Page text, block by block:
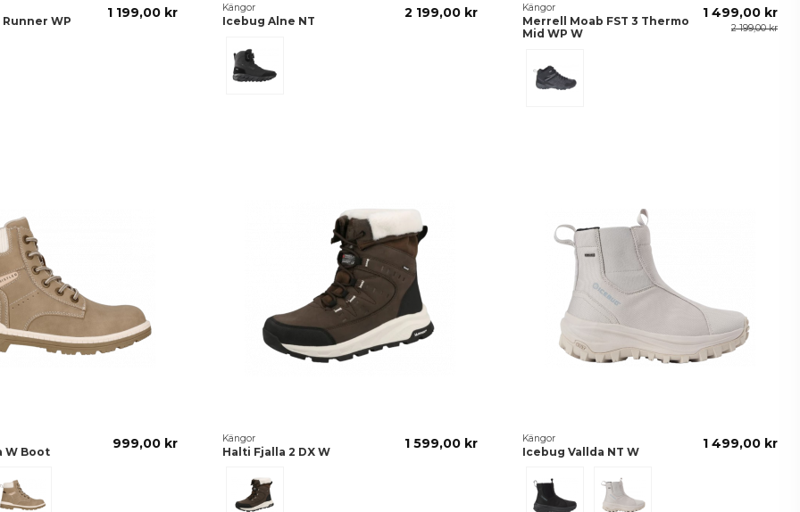
WP
1 199,00 kr Kängor
Icebug Alne NT
2 199,00 kr Kängor
Merrell Moab FST 3 Thermo
Mid WP W
1 499,00 kr
2 199,00 kr
W Boot
999,00 kr Kängor
Halti Fjalla 2 DX W
Black/Coffee
1 599,00 kr Kängor
Icebug Vallda NT W
Macadamia
1 499,00 kr